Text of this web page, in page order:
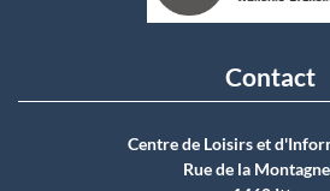
Contact
Centre de Loisirs et
Rue de la